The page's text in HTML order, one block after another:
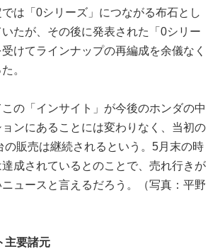
では「0シリーズ」につながる布石とし
たが、その後に発表された「0シリー
けてラインナップの再編成を余儀なく
。
の「インサイト」が今後のホンダの中
ンにあることには変わりなく、当初の
の販売は継続されるという。5月末の時
成されているとのことで、売れ行きが
ュースと言えるだろう。（写真：平野
主要諸元